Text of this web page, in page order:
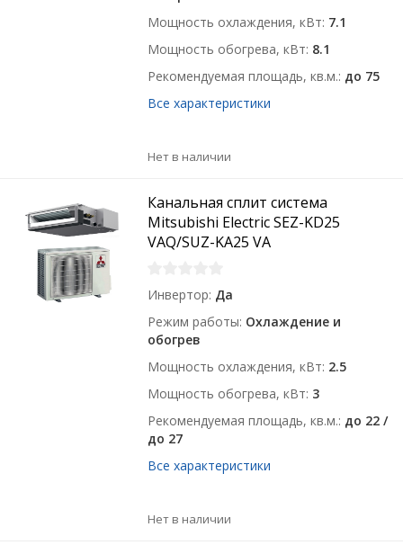
Мощность охлаждения, кВт 7.1
Мощность обогрева, кВт 8.1
Рекомендуемая площадь, кв.м. до 75
Все характеристики
Нет в наличии
Канальная сплит система
Mitsubishi Electric SEZ-KD25
VAQ/SUZ-KA25 VA
Инвертор Да
Режим работы Охлаждение и
обогрев
Мощность охлаждения, кВт 2.5
Мощность обогрева, кВт 3
Рекомендуемая площадь, кв.м. до 22 /
до 27
Все характеристики
Нет в наличии